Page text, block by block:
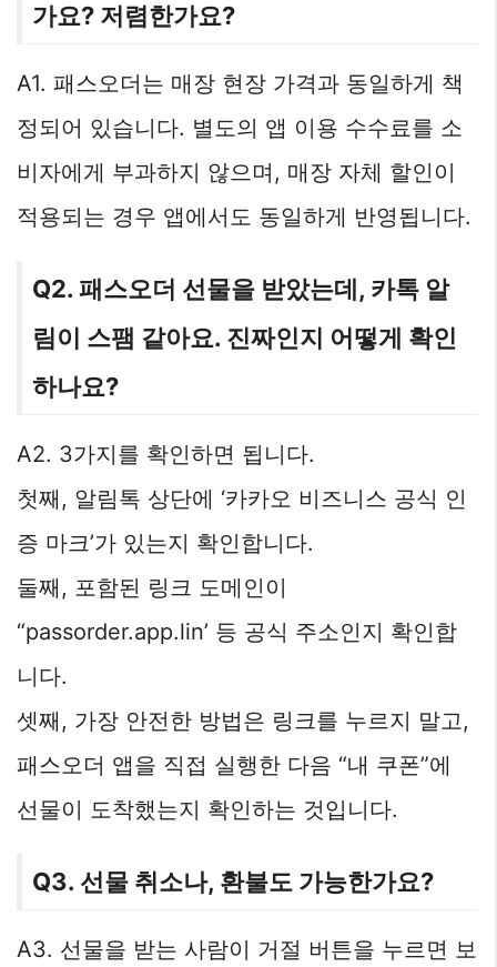
가요? 저렴한가요?
A1. 패스오더는 매장 현장 가격과 동일하게 책
정되어 있습니다. 별도의 앱 이용 수수료를 소
비자에게 부과하지 않으며, 매장 자체 할인이
적용되는 경우 앱에서도 동일하게 반영됩니다.
Q2. 패스오더 선물을 받았는데, 카톡 알
림이 스팸 같아요. 진짜인지 어떻게 확인
하나요?
A2. 3가지를 확인하면 됩니다.
첫째, 알림톡 상단에 ‘카카오 비즈니스 공식 인
증 마크’가 있는지 확인합니다.
둘째, 포함된 링크 도메인이
“passorder.app.lin’ 등 공식 주소인지 확인합
니다.
셋째, 가장 안전한 방법은 링크를 누르지 말고,
패스오더 앱을 직접 실행한 다음 “내 쿠폰”에
선물이 도착했는지 확인하는 것입니다.
Q3. 선물 취소나, 환불도 가능한가요?
A3. 선물을 받는 사람이 거절 버튼을 누르면 보